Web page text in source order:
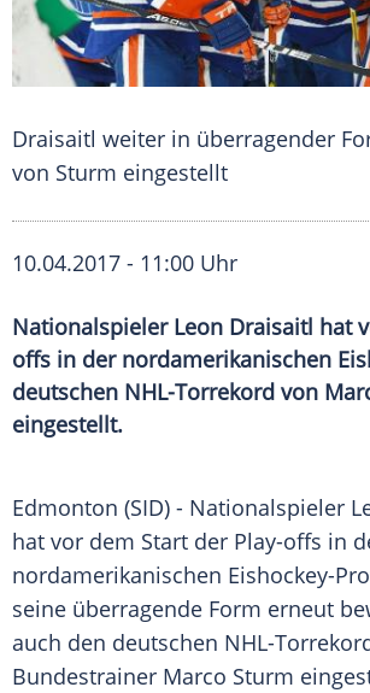
Draisaitl weiter in überragender
von Sturm eingestellt
10.04.2017 - 11:00 Uhr
Nationalspieler Leon Draisaitl hat
offs in der nordamerikanischen
deutschen NHL-Torrekord von
eingestellt.
Edmonton (SID) - Nationalspieler
hat vor dem Start der Play-offs in
nordamerikanischen Eishockey-
seine überragende Form erneut
auch den deutschen NHL-
Bundestrainer Marco Sturm